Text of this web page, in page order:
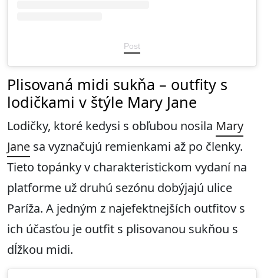
Post
Plisovaná midi sukňa – outfity s
lodičkami v štýle Mary Jane
Lodičky, ktoré kedysi s obľubou nosila Mary
Jane sa vyznačujú remienkami až po členky.
Tieto topánky v charakteristickom vydaní na
platforme už druhú sezónu dobýjajú ulice
Paríža. A jedným z najefektnejších outfitov s
ich účasťou je outfit s plisovanou sukňou s
dĺžkou midi.